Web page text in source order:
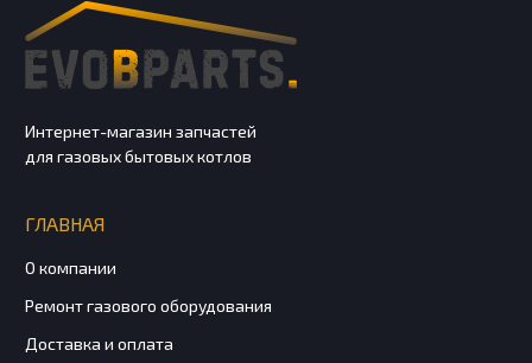
Интернет-магазин запчастей
для газовых бытовых котлов
ГЛАВНАЯ
О компании
Ремонт газового оборудования
Доставка и оплата